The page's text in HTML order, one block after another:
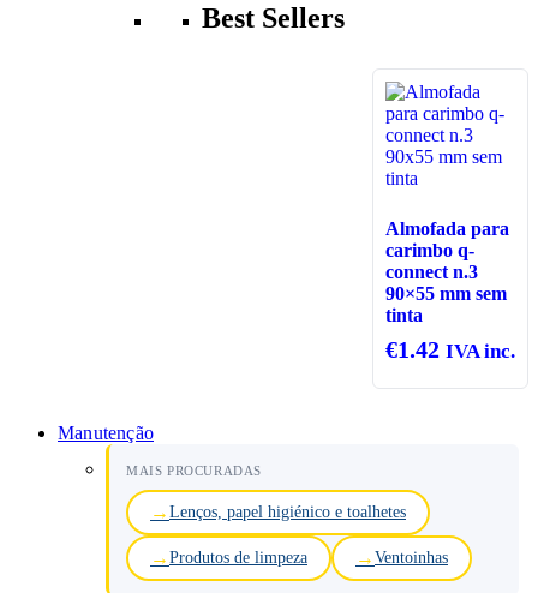
Best Sellers
Almofada para
carimbo q-
connect n.3
90×55 mm sem
tinta
€1.42 IVA inc.
Manutenção
MAIS PROCURADAS
Lenços, papel higiénico e toalhetes
Produtos de limpeza Ventoinhas